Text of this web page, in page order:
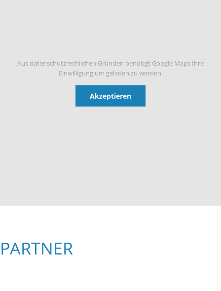
Aus datenschutzrechlichen Gründen benötigt Google Maps Ihre
Einwilligung um geladen zu werden.
Akzeptieren
PARTNER